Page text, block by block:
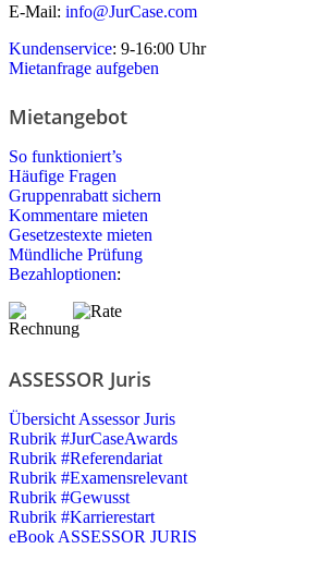
E-Mail: info@JurCase.com
Kundenservice: 9-16:00 Uhr
Mietanfrage aufgeben
Mietangebot
So funktioniert’s
Häufige Fragen
Gruppenrabatt sichern
Kommentare mieten
Gesetzestexte mieten
Mündliche Prüfung
Bezahloptionen:
ASSESSOR Juris
Übersicht Assessor Juris
Rubrik #JurCaseAwards
Rubrik #Referendariat
Rubrik #Examensrelevant
Rubrik #Gewusst
Rubrik #Karrierestart
eBook ASSESSOR JURIS